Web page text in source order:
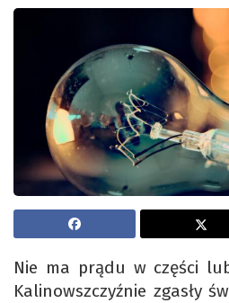
Nie ma prądu w części
Kalinowszczyźnie zgasły